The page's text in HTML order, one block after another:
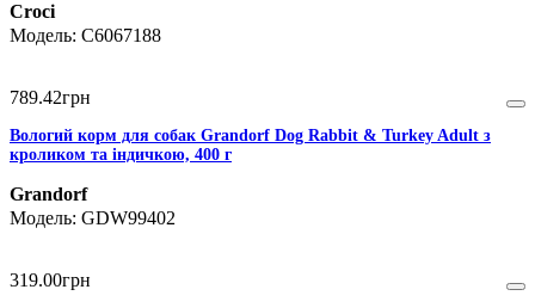
Croci
C6067188
789.42грн
Вологий корм для собак Grandorf Dog Rabbit & Turkey Adult з
кроликом та індичкою, 400 г
Grandorf
GDW99402
319.00грн